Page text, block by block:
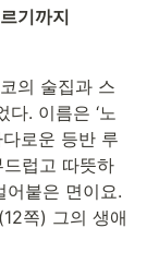
기까지
의 술집과 스
. 이름은 ‘노
로운 등반 루
럽고 따뜻하
어붙은 면이요.
쪽) 그의 생애